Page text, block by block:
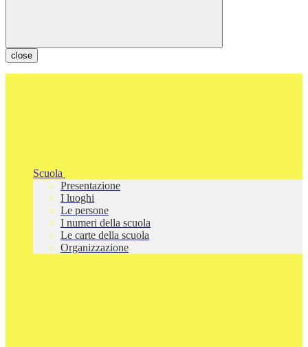
close
Scuola
Presentazione
I luoghi
Le persone
I numeri della scuola
Le carte della scuola
Organizzazione